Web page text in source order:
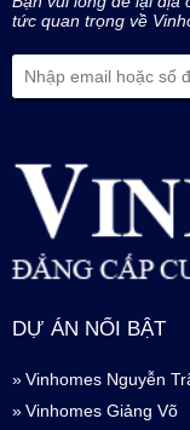
tức quan trọng về
DỰ ÁN NỔI BẬT
Vinhomes Nguyễn
Vinhomes Giảng Võ